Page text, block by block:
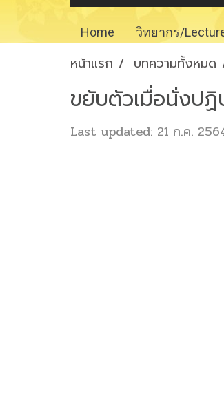
Home วิทยากร/
หน้าแรก บทความทั้งหมด
ขยับตัวเมื่อนั่งป
Last updated: 21 ก.ค.